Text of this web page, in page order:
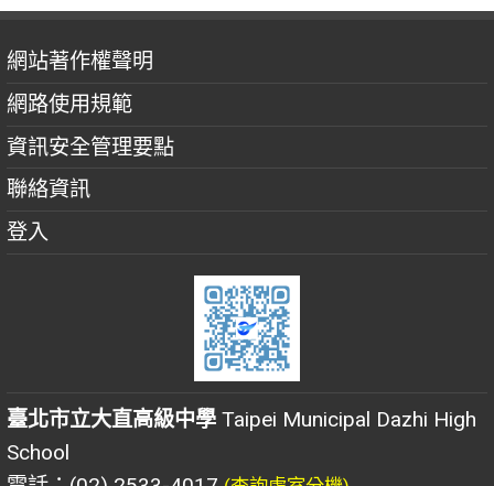
網站著作權聲明
網路使用規範
資訊安全管理要點
聯絡資訊
登入
臺北市立大直高級中學 Taipei Municipal Dazhi High
School